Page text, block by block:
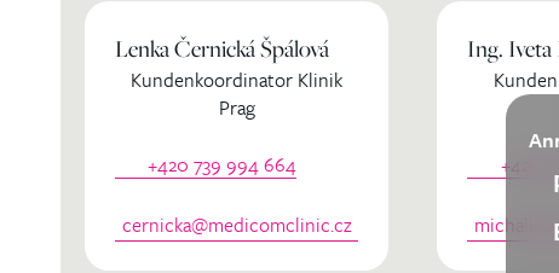
Lenka Černická Špálová
Kundenkoordinator Klinik
Prag
+420 739 994 664
cernicka@medicomclinic.cz
Ing. Iveta
+420